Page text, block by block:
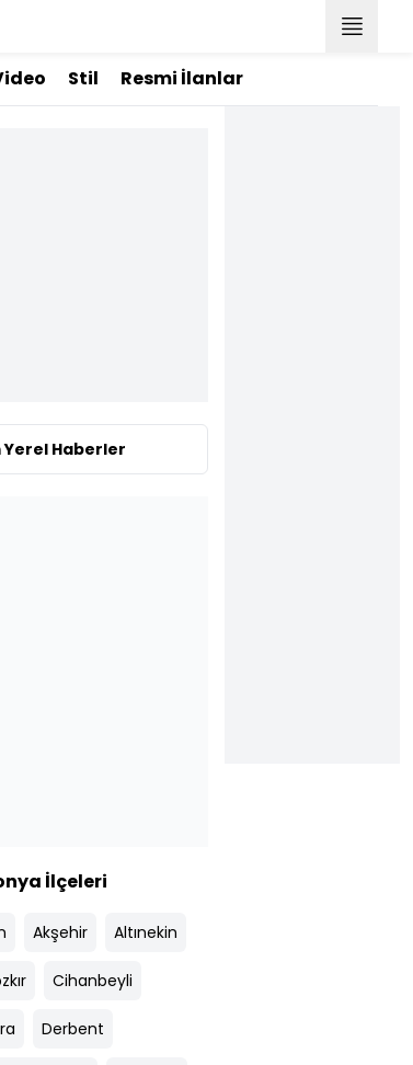
Stil Resmi İlanlar
Yerel Haberler
İlçeleri
Akşehir Altınekin
Cihanbeyli
Derbent